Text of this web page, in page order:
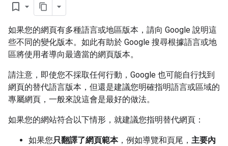
bookmark_border
如果您的網頁有多種語言或地區版本，請向 Google 說明這
些不同的變化版本。如此有助於 Google 搜尋根據語言或地
區將使用者導向最適當的網頁版本。
請注意，即使您不採取任何行動，Google 也可能自行找到
網頁的替代語言版本，但還是建議您明確指明語言或區域的
專屬網頁，一般來說這會是最好的做法。
如果您的網站符合以下情形，就建議您指明替代網頁：
如果您只翻譯了網頁範本，例如導覽和頁尾， 主要內